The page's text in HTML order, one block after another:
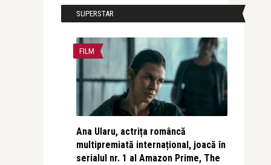
SUPERSTAR
FILM
Ana Ularu, actrița româncă
multipremiată internațional, joacă în
serialul nr. 1 al Amazon Prime, The